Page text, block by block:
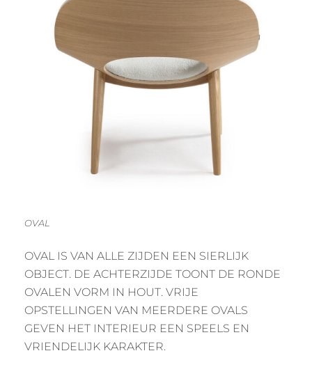
OVAL
OVAL IS VAN ALLE ZIJDEN EEN SIERLIJK
OBJECT. DE ACHTERZIJDE TOONT DE RONDE
OVALEN VORM IN HOUT. VRIJE
OPSTELLINGEN VAN MEERDERE OVALS
GEVEN HET INTERIEUR EEN SPEELS EN
VRIENDELIJK KARAKTER.